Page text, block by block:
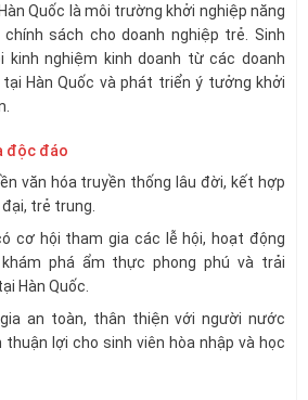
Hàn Quốc là môi trường khởi nghiệp năng
sách cho doanh nghiệp trẻ. Sinh
kinh nghiệm kinh doanh từ các doanh
Hàn Quốc và phát triển ý tưởng khởi
độc đáo
văn hóa truyền thống lâu đời, kết hợp
trẻ trung.
cơ hội tham gia các lễ hội, hoạt động
phá ẩm thực phong phú và trải
Hàn Quốc.
an toàn, thân thiện với người nước
thuận lợi cho sinh viên hòa nhập và học